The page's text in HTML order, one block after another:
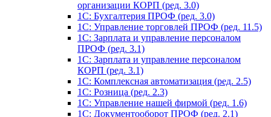
организации КОРП (ред. 3.0)
1C: Бухгалтерия ПРОФ (ред. 3.0)
1C: Управление торговлей ПРОФ (ред. 11.5)
1C: Зарплата и управление персоналом
ПРОФ (ред. 3.1)
1C: Зарплата и управление персоналом
КОРП (ред. 3.1)
1C: Комплексная автоматизация (ред. 2.5)
1С: Розница (ред. 2.3)
1С: Управление нашей фирмой (ред. 1.6)
1С: Документооборот ПРОФ (ред. 2.1)